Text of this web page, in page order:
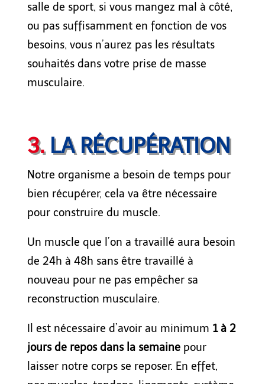
salle de sport, si vous mangez mal à côté,
ou pas suffisamment en fonction de vos
besoins, vous n’aurez pas les résultats
souhaités dans votre prisede masse
musculaire.
3.LA RÉCUPÉRATION
Notre organisme a besoin de temps pour
bien récupérer, cela va être nécessaire
pour construire du muscle.
Un muscle que l’on a travaillé aura besoin
de 24h à 48h sans être travaillé à
nouveau pour ne pas empêcher sa
reconstruction musculaire.
Il est nécessaire d’avoir au minimum 1 à 2
jours de repos dans la semaine pour
laisser notre corps se reposer. En effet,